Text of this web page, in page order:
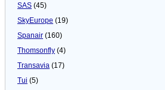
SAS (45)
SkyEurope (19)
Spanair (160)
Thomsonfly (4)
Transavia (17)
Tui (5)